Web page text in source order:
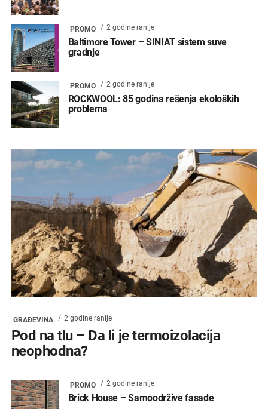
PROMO 2 godine ranije
Baltimore Tower – SINIAT sistem suve
gradnje
PROMO 2 godine ranije
ROCKWOOL: 85 godina rešenja ekoloških
problema
GRAĐEVINA 2 godine ranije
Pod na tlu – Da li je termoizolacija
neophodna?
PROMO 2 godine ranije
Brick House – Samoodržive fasade